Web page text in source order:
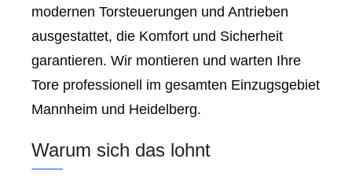
modernen Torsteuerungen und Antrieben
ausgestattet, die Komfort und Sicherheit
garantieren. Wir montieren und warten Ihre
Tore professionell im gesamten Einzugsgebiet
Mannheim und Heidelberg.
Warum sich das lohnt